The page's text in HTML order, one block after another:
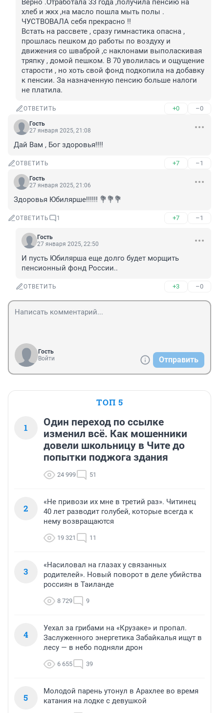
Верно .Отработала 33 года ,получила пенсию на
хлеб и жкх ,на масло пошла мыть полы .
ЧУСТВОВАЛА себя прекрасно !!
Встать на рассвете , сразу гимнастика опасна ,
прошлась пешком до работы по воздуху и
движения со шваброй ,с наклонами выполаскивая
тряпку , домой пешком. В 70 уволилась и ощущение
старости , но хоть свой фонд подкопила на добавку
к пенсии. За назначенную пенсию больше налоги
не платила.
ОТВЕТИТЬ +0 –0
Гость
27 января 2025, 21:08
Дай Вам , Бог здоровья!!!!
ОТВЕТИТЬ +7 –1
Гость
27 января 2025, 21:06
Здоровья Юбилярше!!!!!! 💐💐💐
ОТВЕТИТЬ 1 +7 –1
Гость
27 января 2025, 22:50
И пусть Юбилярша еще долго будет морщить
пенсионный фонд России..
ОТВЕТИТЬ +3 –0
Гость
Войти
Отправить
ТОП 5
1
Один переход по ссылке
изменил всё. Как мошенники
довели школьницу в Чите до
попытки поджога здания
24 999 51
2
«Не привози их мне в третий раз». Читинец
40 лет разводит голубей, которые всегда к
нему возвращаются
19 321 11
3
«Насиловал на глазах у связанных
родителей». Новый поворот в деле убийства
россиян в Таиланде
8 729 9
4
Уехал за грибами на «Крузаке» и пропал.
Заслуженного энергетика Забайкалья ищут в
лесу — в небо подняли дрон
6 655 39
5
Молодой парень утонул в Арахлее во время
катания на лодке с девушкой